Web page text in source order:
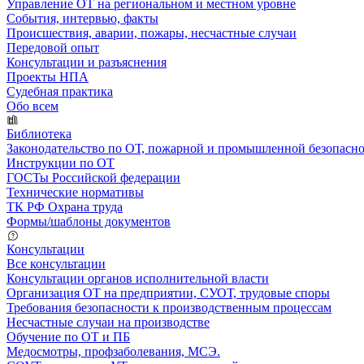
Управление ОТ на региональном и местном уровне
События, интервью, факты
Происшествия, аварии, пожары, несчастные случаи
Передовой опыт
Консультации и разъяснения
Проекты НПА
Судебная практика
Обо всем
Библиотека
Законодательство по ОТ, пожарной и промышленной
Инструкции по ОТ
ГОСТы Российской федерации
Технические нормативы
ТК РФ Охрана труда
Формы/шаблоны документов
Консультации
Все консультации
Консультации органов исполнительной власти
Организация ОТ на предприятии, СУОТ, трудовые споры
Требования безопасности к производственным процессам
Несчастные случаи на производстве
Обучение по ОТ и ПБ
Медосмотры, профзаболевания, МСЭ.